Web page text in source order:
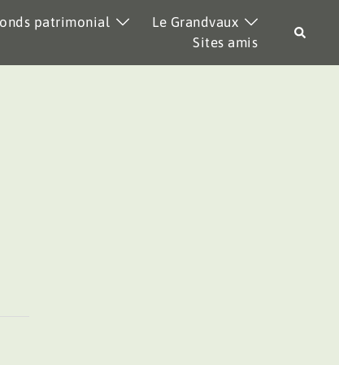
patrimonial
Le Grandvaux
Sites amis